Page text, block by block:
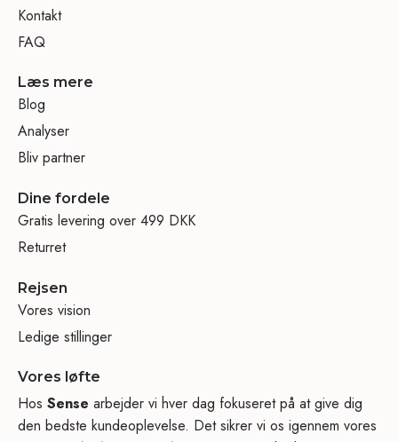
Kontakt
FAQ
Læs mere
Blog
Analyser
Bliv partner
Dine fordele
Gratis levering over 499 DKK
Returret
Rejsen
Vores vision
Ledige stillinger
Vores løfte
Hos Sense arbejder vi hver dag fokuseret på at give dig
den bedste kundeoplevelse. Det sikrer vi os igennem vores